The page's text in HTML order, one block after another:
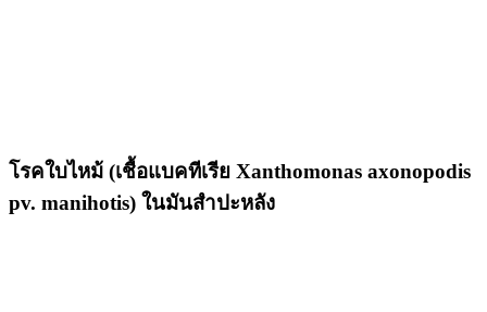
โรคใบไหม้ (เชื้อแบคทีเรีย Xanthomonas axonopodis
pv. manihotis) ในมันสำปะหลัง